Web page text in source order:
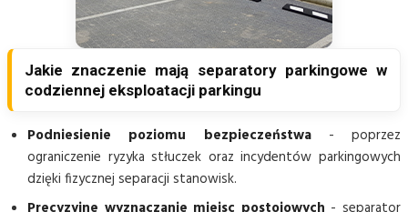
Jakie znaczenie mają separatory parkingowe w
codziennej eksploatacji parkingu
Podniesienie poziomu bezpieczeństwa- poprzez
ograniczenie ryzyka stłuczek oraz incydentów parkingowych
dzięki fizycznej separacji stanowisk.